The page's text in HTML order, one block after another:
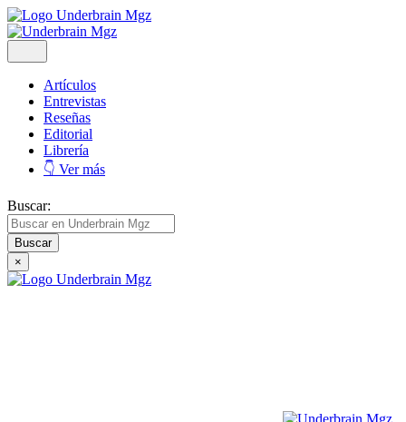
Artículos
Entrevistas
Reseñas
Editorial
Librería
👇 Ver más
Buscar:
×